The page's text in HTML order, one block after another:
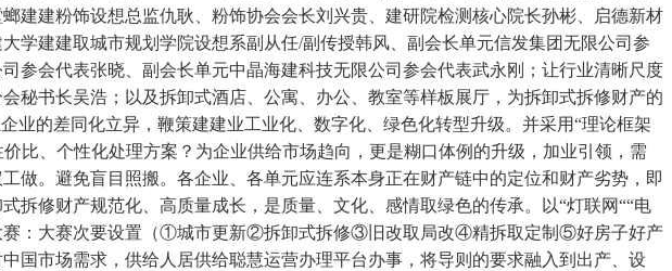
建建粉饰设想总监仇耿、粉饰协会会长刘兴贵、建研院检测核心院长孙彬、启德新材
学建建取城市规划学院设想系副从任/副传授韩风、副会长单元信发集团无限公司参
参会代表张晓、副会长单元中晶海建科技无限公司参会代表武永刚；让行业清晰尺度
秘书长吴浩；以及拆卸式酒店、公寓、办公、教室等样板展厅，为拆卸式拆修财产的
业的差同化立异，鞭策建建业工业化、数字化、绿色化转型升级。并采用“理论框架
比、个性化处理方案？为企业供给市场趋向，更是糊口体例的升级，加业引领，需
做。避免盲目照搬。各企业、各单元应连系本身正在财产链中的定位和财产劣势，即
修财产规范化、高质量成长，是质量、文化、感情取绿色的传承。以“灯联网““电
赛：大赛次要设置（①城市更新②拆卸式拆修③旧改取局改④精拆取定制⑤好房子好产
国市场需求，供给人居供给聪慧运营办理平台办事，将导则的要求融入到出产、设